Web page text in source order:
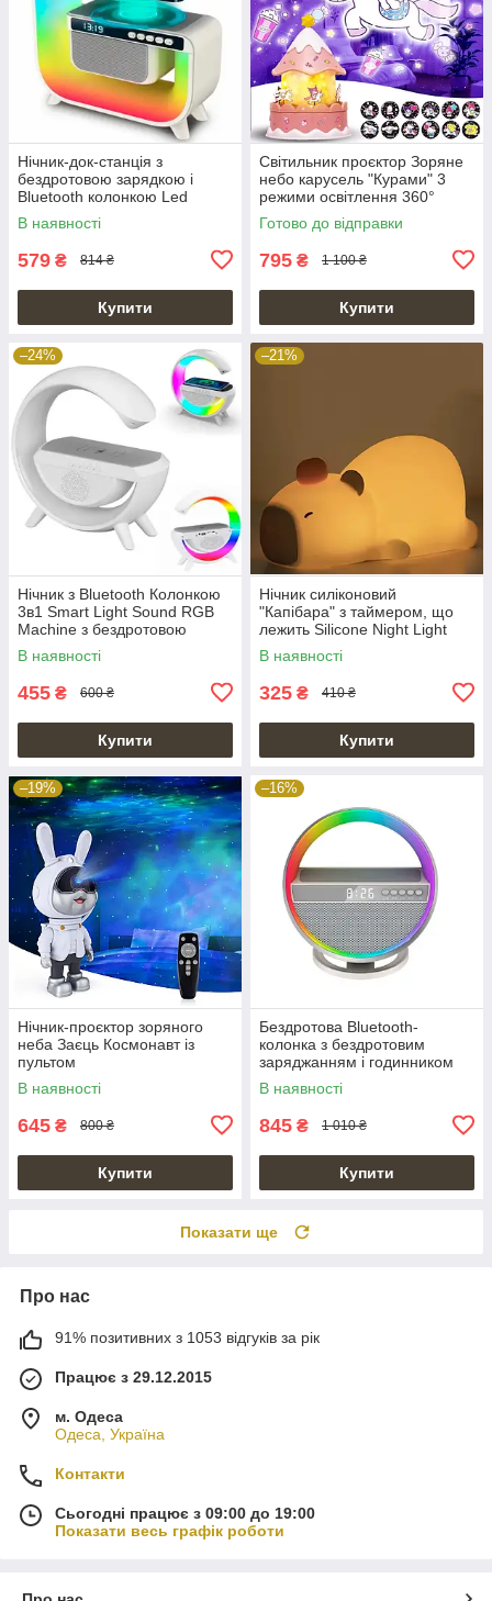
Нічник-док-станція з
бездротовою зарядкою і
Bluetooth колонкою Led
Wireless Charging Speaker
XM-G3
В наявності
579 ₴ 814 ₴
Купити
Світильник проєктор Зоряне
небо карусель "Курами" 3
режими освітлення 360°
обертання від USB
Готово до відправки
795 ₴ 1 100 ₴
Купити
–24%
Нічник з Bluetooth Колонкою
3в1 Smart Light Sound RGB
Machine з бездротовою
зарядкою 15W BT2301
В наявності
455 ₴ 600 ₴
Купити
–21%
Нічник силіконовий
"Капібара" з таймером, що
лежить Silicone Night Light
В наявності
325 ₴ 410 ₴
Купити
–19%
Нічник-проєктор зоряного
неба Заєць Космонавт із
пультом
В наявності
645 ₴ 800 ₴
Купити
–16%
Бездротова Bluetooth-
колонка з бездротовим
заряджанням і годинником
Wireless Music Table Lamp
HM-G5
В наявності
845 ₴ 1 010 ₴
Купити
Показати ще
Про нас
91% позитивних з 1053 відгуків за рік
Працює з 29.12.2015
м. Одеса
Одеса, Україна
Контакти
Сьогодні працює з 09:00 до 19:00
Показати весь графік роботи